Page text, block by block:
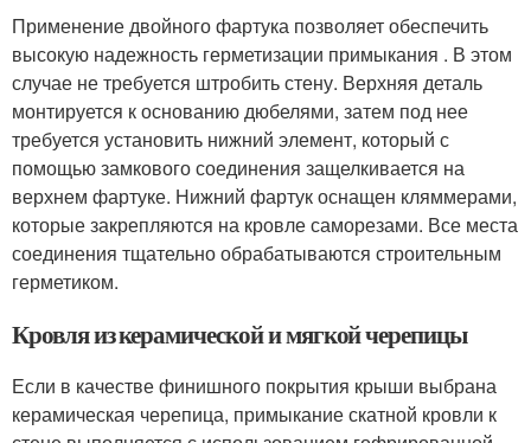
Применение двойного фартука позволяет обеспечить
высокую надежность герметизации примыкания . В этом
случае не требуется штробить стену. Верхняя деталь
монтируется к основанию дюбелями, затем под нее
требуется установить нижний элемент, который с
помощью замкового соединения защелкивается на
верхнем фартуке. Нижний фартук оснащен кляммерами,
которые закрепляются на кровле саморезами. Все места
соединения тщательно обрабатываются строительным
герметиком.
Кровля из керамической и мягкой черепицы
Если в качестве финишного покрытия крыши выбрана
керамическая черепица, примыкание скатной кровли к